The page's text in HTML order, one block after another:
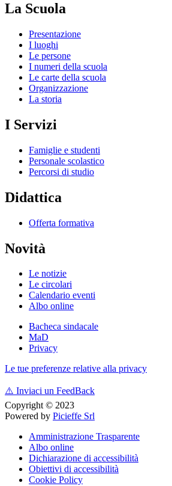
La Scuola
Presentazione
I luoghi
Le persone
I numeri della scuola
Le carte della scuola
Organizzazione
La storia
I Servizi
Famiglie e studenti
Personale scolastico
Percorsi di studio
Didattica
Offerta formativa
Novità
Le notizie
Le circolari
Calendario eventi
Albo online
Bacheca sindacale
MaD
Privacy
Le tue preferenze relative alla privacy
⚠️ Inviaci un FeedBack
Copyright © 2023
Powered by Picieffe Srl
Amministrazione Trasparente
Albo online
Dichiarazione di accessibilità
Obiettivi di accessibilità
Cookie Policy